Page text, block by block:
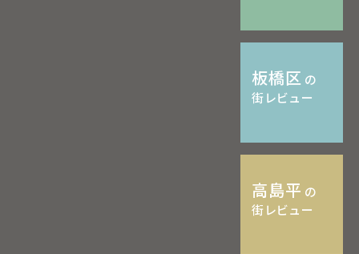
板橋区 の
街レビュー
高島平 の
街レビュー